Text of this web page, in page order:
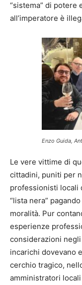
“sistema” di potere
all’imperatore è
Enzo Guida,
Le vere vittime di
cittadini, puniti per
professionisti locali
“lista nera”
moralità. Pur
esperienze
considerazioni
incarichi dovevano
cerchio tragico,
amministratori